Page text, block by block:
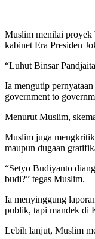
Muslim menilai proyek
kabinet Era Presiden
“Luhut Binsar
Ia mengutip
government to
Menurut Muslim,
Muslim juga
maupun dugaan
“Setyo Budiyanto
budi?” tegas Muslim.
Ia menyinggung
publik, tapi mandek di
Lebih lanjut, Muslim